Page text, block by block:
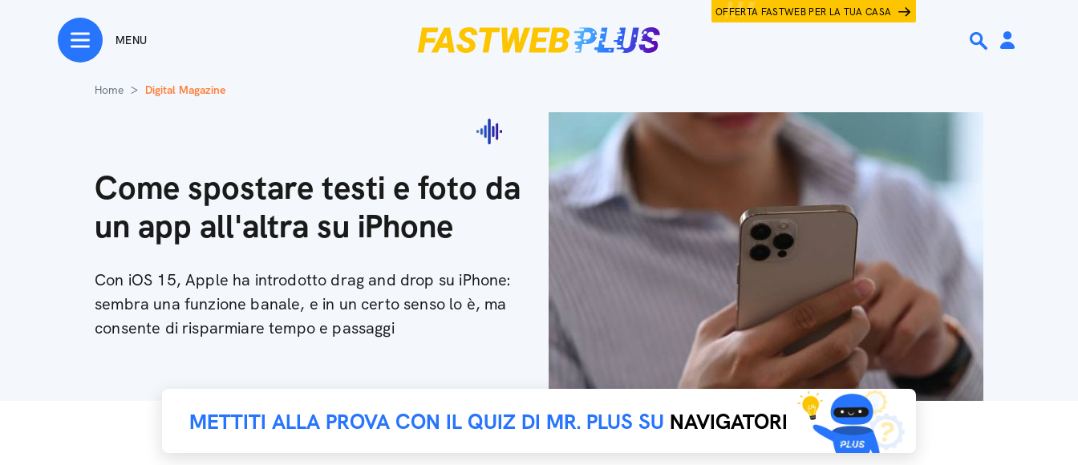
OFFERTA FASTWEB PER LA TUA CASA
MENU
Home Digital Magazine
Come spostare testi e foto da
un app all'altra su iPhone
Con iOS 15, Apple ha introdotto drag and drop su iPhone:
sembra una funzione banale, e in un certo senso lo è, ma
consente di risparmiare tempo e passaggi
METTITI ALLA PROVA CON IL QUIZ DI MR. PLUS SU NAVIGATORI